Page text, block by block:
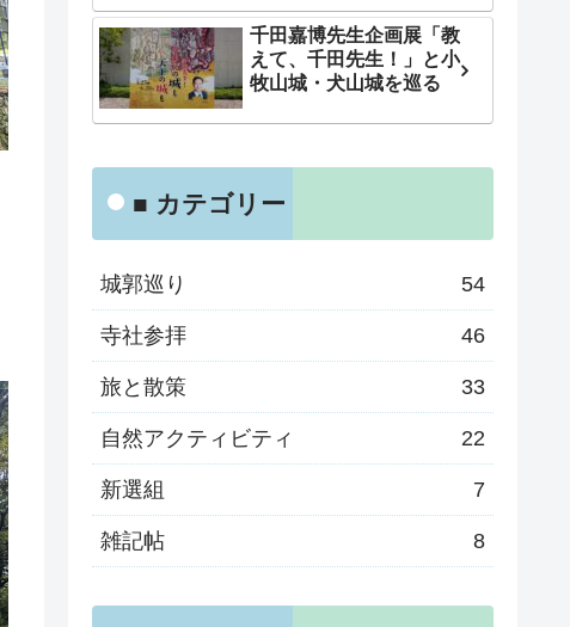
千田嘉博先生企画展「教
えて、千田先生！」と小
牧山城・犬山城を巡る
■ カテゴリー
城郭巡り 54
寺社参拝 46
旅と散策 33
自然アクティビティ 22
新選組 7
雑記帖 8